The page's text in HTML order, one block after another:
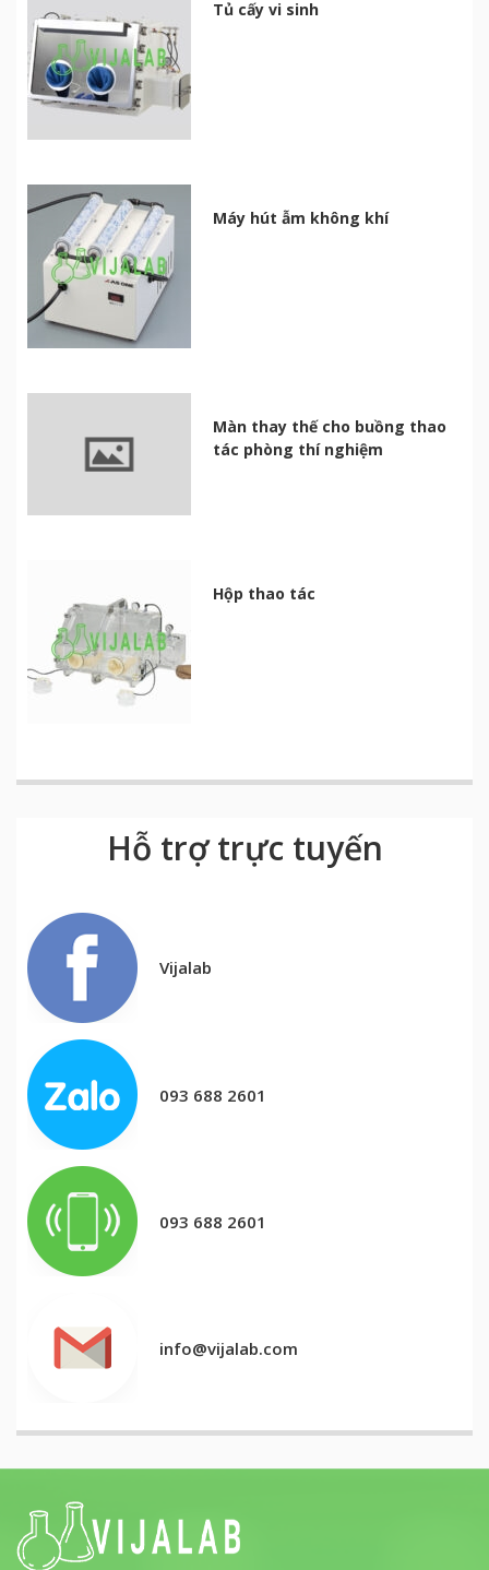
Tủ cấy vi sinh
Máy hút ẫm không khí
Màn thay thế cho buồng thao
tác phòng thí nghiệm
Hộp thao tác
Hỗ trợ trực tuyến
Vijalab
093 688 2601
093 688 2601
info@vijalab.com